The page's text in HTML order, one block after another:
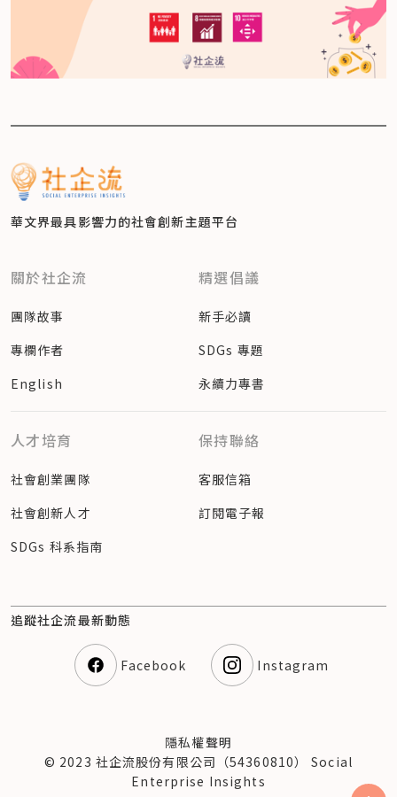
華文界最具影響力的社會創新主題平台
關於社企流
團隊故事
專欄作者
English
精選倡議
新手必讀
SDGs 專題
永續力專書
人才培育
社會創業團隊
社會創新人才
SDGs 科系指南
保持聯絡
客服信箱
訂閱電子報
追蹤社企流最新動態
Facebook Instagram
隱私權聲明
© 2023 社企流股份有限公司（54360810） Social
Enterprise Insights